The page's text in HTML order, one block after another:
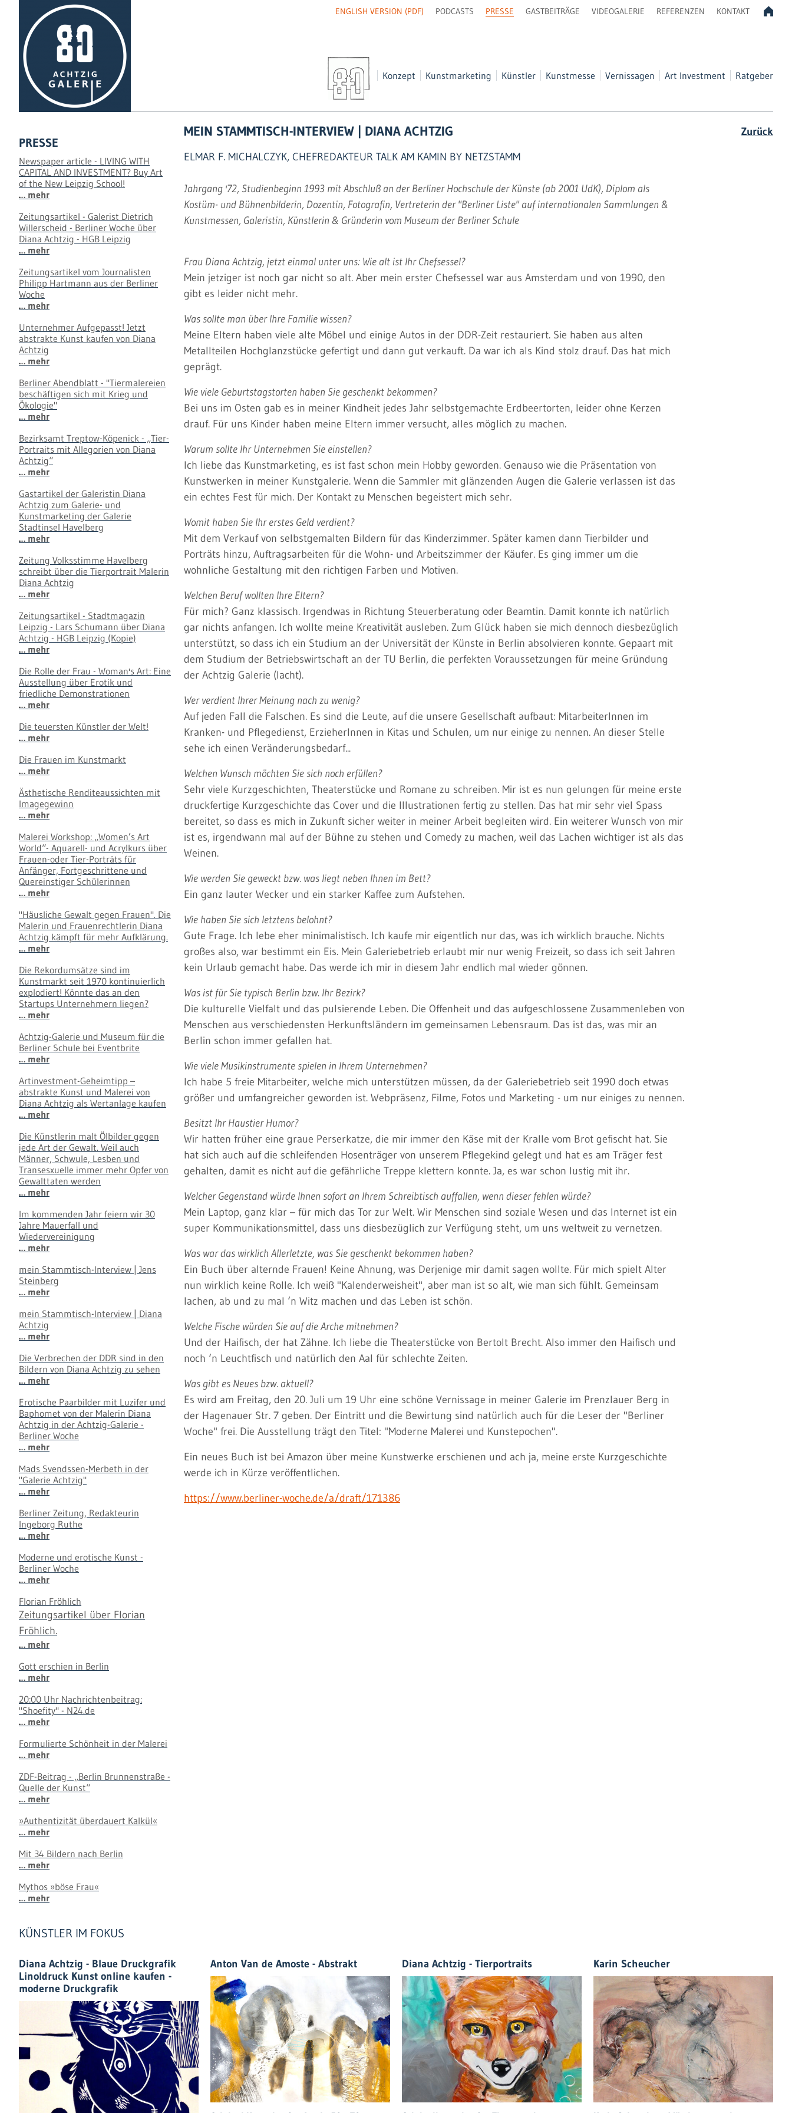
Navigation
überspringen
Konzept Kunstmarketing Künstler Kunstmesse Vernissagen Art Investment Ratgeber
NAVIGATION
ENGLISH VERSION (PDF) PODCASTS PRESSE GASTBEITRÄGE VIDEOGALERIE REFERENZEN KONTAKT
MEIN STAMMTISCH-INTERVIEW | DIANA ACHTZIG
ELMAR F. MICHALCZYK, CHEFREDAKTEUR TALK AM KAMIN BY NETZSTAMM
Jahrgang '72, Studienbeginn 1993 mit Abschluß an der Berliner Hochschule der Künste (ab 2001 UdK), Diplom als
Kostüm- und Bühnenbilderin, Dozentin, Fotografin, Vertreterin der "Berliner Liste" auf internationalen Sammlungen &
Kunstmessen, Galeristin, Künstlerin & Gründerin vom Museum der Berliner Schule
Frau Diana Achtzig, jetzt einmal unter uns: Wie alt ist Ihr Chefsessel?
Mein jetziger ist noch gar nicht so alt. Aber mein erster Chefsessel war aus Amsterdam und von 1990, den
gibt es leider nicht mehr.
Was sollte man über Ihre Familie wissen?
Meine Eltern haben viele alte Möbel und einige Autos in der DDR-Zeit restauriert. Sie haben aus alten
Metallteilen Hochglanzstücke gefertigt und dann gut verkauft. Da war ich als Kind stolz drauf. Das hat mich
geprägt.
Wie viele Geburtstagstorten haben Sie geschenkt bekommen?
Bei uns im Osten gab es in meiner Kindheit jedes Jahr selbstgemachte Erdbeertorten, leider ohne Kerzen
drauf. Für uns Kinder haben meine Eltern immer versucht, alles möglich zu machen.
Warum sollte Ihr Unternehmen Sie einstellen?
Ich liebe das Kunstmarketing, es ist fast schon mein Hobby geworden. Genauso wie die Präsentation von
Kunstwerken in meiner Kunstgalerie. Wenn die Sammler mit glänzenden Augen die Galerie verlassen ist das
ein echtes Fest für mich. Der Kontakt zu Menschen begeistert mich sehr.
Womit haben Sie Ihr erstes Geld verdient?
Mit dem Verkauf von selbstgemalten Bildern für das Kinderzimmer. Später kamen dann Tierbilder und
Porträts hinzu, Auftragsarbeiten für die Wohn- und Arbeitszimmer der Käufer. Es ging immer um die
wohnliche Gestaltung mit den richtigen Farben und Motiven.
Welchen Beruf wollten Ihre Eltern?
Für mich? Ganz klassisch. Irgendwas in Richtung Steuerberatung oder Beamtin. Damit konnte ich natürlich
gar nichts anfangen. Ich wollte meine Kreativität ausleben. Zum Glück haben sie mich dennoch diesbezüglich
unterstützt, so dass ich ein Studium an der Universität der Künste in Berlin absolvieren konnte. Gepaart mit
dem Studium der Betriebswirtschaft an der TU Berlin, die perfekten Voraussetzungen für meine Gründung
der Achtzig Galerie (lacht).
Wer verdient Ihrer Meinung nach zu wenig?
Auf jeden Fall die Falschen. Es sind die Leute, auf die unsere Gesellschaft aufbaut: MitarbeiterInnen im
Kranken- und Pflegedienst, ErzieherInnen in Kitas und Schulen, um nur einige zu nennen. An dieser Stelle
sehe ich einen Veränderungsbedarf...
Welchen Wunsch möchten Sie sich noch erfüllen?
Sehr viele Kurzgeschichten, Theaterstücke und Romane zu schreiben. Mir ist es nun gelungen für meine erste
druckfertige Kurzgeschichte das Cover und die Illustrationen fertig zu stellen. Das hat mir sehr viel Spass
bereitet, so dass es mich in Zukunft sicher weiter in meiner Arbeit begleiten wird. Ein weiterer Wunsch von mir
ist es, irgendwann mal auf der Bühne zu stehen und Comedy zu machen, weil das Lachen wichtiger ist als das
Weinen.
Wie werden Sie geweckt bzw. was liegt neben Ihnen im Bett?
Ein ganz lauter Wecker und ein starker Kaffee zum Aufstehen.
Wie haben Sie sich letztens belohnt?
Gute Frage. Ich lebe eher minimalistisch. Ich kaufe mir eigentlich nur das, was ich wirklich brauche. Nichts
großes also, war bestimmt ein Eis. Mein Galeriebetrieb erlaubt mir nur wenig Freizeit, so dass ich seit Jahren
kein Urlaub gemacht habe. Das werde ich mir in diesem Jahr endlich mal wieder gönnen.
Was ist für Sie typisch Berlin bzw. Ihr Bezirk?
Die kulturelle Vielfalt und das pulsierende Leben. Die Offenheit und das aufgeschlossene Zusammenleben von
Menschen aus verschiedensten Herkunftsländern im gemeinsamen Lebensraum. Das ist das, was mir an
Berlin schon immer gefallen hat.
Wie viele Musikinstrumente spielen in Ihrem Unternehmen?
Ich habe 5 freie Mitarbeiter, welche mich unterstützen müssen, da der Galeriebetrieb seit 1990 doch etwas
größer und umfangreicher geworden ist. Webpräsenz, Filme, Fotos und Marketing - um nur einiges zu nennen.
Besitzt Ihr Haustier Humor?
Wir hatten früher eine graue Perserkatze, die mir immer den Käse mit der Kralle vom Brot gefischt hat. Sie
hat sich auch auf die schleifenden Hosenträger von unserem Pflegekind gelegt und hat es am Träger fest
gehalten, damit es nicht auf die gefährliche Treppe klettern konnte. Ja, es war schon lustig mit ihr.
Welcher Gegenstand würde Ihnen sofort an Ihrem Schreibtisch auffallen, wenn dieser fehlen würde?
Mein Laptop, ganz klar – für mich das Tor zur Welt. Wir Menschen sind soziale Wesen und das Internet ist ein
super Kommunikationsmittel, dass uns diesbezüglich zur Verfügung steht, um uns weltweit zu vernetzen.
Was war das wirklich Allerletzte, was Sie geschenkt bekommen haben?
Ein Buch über alternde Frauen! Keine Ahnung, was Derjenige mir damit sagen wollte. Für mich spielt Alter
nun wirklich keine Rolle. Ich weiß "Kalenderweisheit", aber man ist so alt, wie man sich fühlt. Gemeinsam
lachen, ab und zu mal ‘n Witz machen und das Leben ist schön.
Welche Fische würden Sie auf die Arche mitnehmen?
Und der Haifisch, der hat Zähne. Ich liebe die Theaterstücke von Bertolt Brecht. Also immer den Haifisch und
noch ‘n Leuchtfisch und natürlich den Aal für schlechte Zeiten.
Was gibt es Neues bzw. aktuell?
Es wird am Freitag, den 20. Juli um 19 Uhr eine schöne Vernissage in meiner Galerie im Prenzlauer Berg in
der Hagenauer Str. 7 geben. Der Eintritt und die Bewirtung sind natürlich auch für die Leser der "Berliner
Woche" frei. Die Ausstellung trägt den Titel: "Moderne Malerei und Kunstepochen".
Ein neues Buch ist bei Amazon über meine Kunstwerke erschienen und ach ja, meine erste Kurzgeschichte
werde ich in Kürze veröffentlichen.
https://www.berliner-woche.de/a/draft/171386
Zurück
PRESSE
Newspaper article - LIVING WITH
CAPITAL AND INVESTMENT? Buy Art
of the New Leipzig School!
… mehr
Zeitungsartikel - Galerist Dietrich
Willerscheid - Berliner Woche über
Diana Achtzig - HGB Leipzig
… mehr
Zeitungsartikel vom Journalisten
Philipp Hartmann aus der Berliner
Woche
… mehr
Unternehmer Aufgepasst! Jetzt
abstrakte Kunst kaufen von Diana
Achtzig
… mehr
Berliner Abendblatt - "Tiermalereien
beschäftigen sich mit Krieg und
Ökologie"
… mehr
Bezirksamt Treptow-Köpenick - „Tier-
Portraits mit Allegorien von Diana
Achtzig“
… mehr
Gastartikel der Galeristin Diana
Achtzig zum Galerie- und
Kunstmarketing der Galerie
Stadtinsel Havelberg
… mehr
Zeitung Volksstimme Havelberg
schreibt über die Tierportrait Malerin
Diana Achtzig
… mehr
Zeitungsartikel - Stadtmagazin
Leipzig - Lars Schumann über Diana
Achtzig - HGB Leipzig (Kopie)
… mehr
Die Rolle der Frau - Woman's Art: Eine
Ausstellung über Erotik und
friedliche Demonstrationen
… mehr
Die teuersten Künstler der Welt!
… mehr
Die Frauen im Kunstmarkt
… mehr
Ästhetische Renditeaussichten mit
Imagegewinn
… mehr
Malerei Workshop: „Women’s Art
World“- Aquarell- und Acrylkurs über
Frauen-oder Tier-Porträts für
Anfänger, Fortgeschrittene und
Quereinstiger Schülerinnen
… mehr
"Häusliche Gewalt gegen Frauen". Die
Malerin und Frauenrechtlerin Diana
Achtzig kämpft für mehr Aufklärung.
… mehr
Die Rekordumsätze sind im
Kunstmarkt seit 1970 kontinuierlich
explodiert! Könnte das an den
Startups Unternehmern liegen?
… mehr
Achtzig-Galerie und Museum für die
Berliner Schule bei Eventbrite
… mehr
Artinvestment-Geheimtipp –
abstrakte Kunst und Malerei von
Diana Achtzig als Wertanlage kaufen
… mehr
Die Künstlerin malt Ölbilder gegen
jede Art der Gewalt. Weil auch
Männer, Schwule, Lesben und
Transesxuelle immer mehr Opfer von
Gewalttaten werden
… mehr
Im kommenden Jahr feiern wir 30
Jahre Mauerfall und
Wiedervereinigung
… mehr
mein Stammtisch-Interview | Jens
Steinberg
… mehr
mein Stammtisch-Interview | Diana
Achtzig
… mehr
Die Verbrechen der DDR sind in den
Bildern von Diana Achtzig zu sehen
… mehr
Erotische Paarbilder mit Luzifer und
Baphomet von der Malerin Diana
Achtzig in der Achtzig-Galerie -
Berliner Woche
… mehr
Mads Svendssen-Merbeth in der
"Galerie Achtzig"
… mehr
Berliner Zeitung, Redakteurin
Ingeborg Ruthe
… mehr
Moderne und erotische Kunst -
Berliner Woche
… mehr
Florian Fröhlich
Zeitungsartikel über Florian
Fröhlich.
… mehr
Gott erschien in Berlin
… mehr
20:00 Uhr Nachrichtenbeitrag:
"Shoefity" - N24.de
… mehr
Formulierte Schönheit in der Malerei
… mehr
ZDF-Beitrag - „Berlin Brunnenstraße -
Quelle der Kunst“
… mehr
»Authentizität überdauert Kalkül«
… mehr
Mit 34 Bildern nach Berlin
… mehr
Mythos »böse Frau«
… mehr
KÜNSTLER IM FOKUS
Diana Achtzig - Blaue Druckgrafik
Linoldruck Kunst online kaufen -
moderne Druckgrafik
Anton Van de Amoste - Abstrakt Diana Achtzig - Tierportraits Karin Scheucher